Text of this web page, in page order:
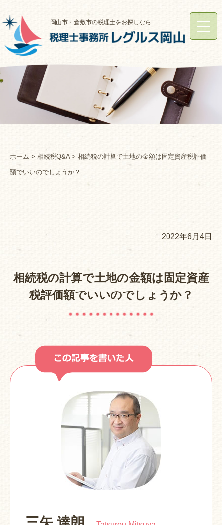
岡山市・倉敷市の税理士をお探しなら
ホーム > 相続税Q&A > 相続税の計算で土地の金額は固定資産税評価
額でいいのでしょうか？
2022年6月4日
相続税の計算で土地の金額は固定資産
税評価額でいいのでしょうか？